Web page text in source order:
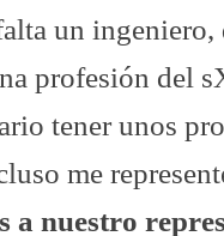
un ingeniero,
profesión del
tener unos
me
a nuestro